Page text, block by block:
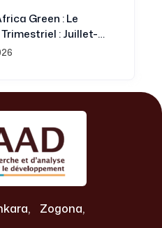
Green : Le
: Juillet-
2016 Est
Zogona,